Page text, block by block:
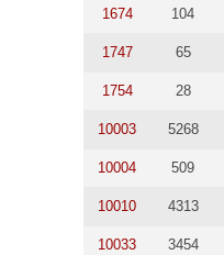
1674 104
1747 65
1754 28
10003 5268
10004 509
10010 4313
10033 3454